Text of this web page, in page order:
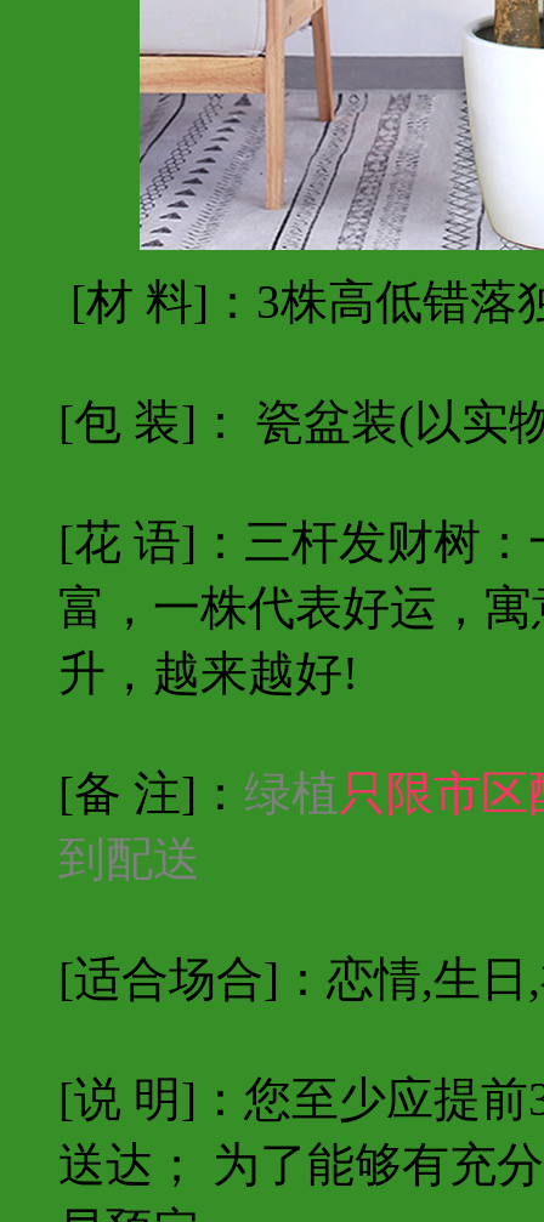
[材 料]：3株高低错落
[包 装]： 瓷盆装(以实
[花 语]：三杆发财树
富，一株代表好运，
升，越来越好!
[备 注]： 绿植只限市区
到配送
[适合场合]：恋情,生日
[说 明]：您至少应提
送达； 为了能够有充